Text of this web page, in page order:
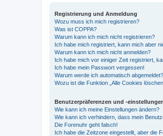
Registrierung und Anmeldung
Wozu muss ich mich registrieren?
Was ist COPPA?
Warum kann ich mich nicht registrieren?
Ich habe mich registriert, kann mich aber
Warum kann ich mich nicht anmelden?
Ich habe mich vor einiger Zeit registriert,
Ich habe mein Passwort vergessen!
Warum werde ich automatisch abgemeldet?
Wozu ist die Funktion „Alle Cookies
Benutzerpräferenzen und -
Wie kann ich meine Einstellungen ändern?
Wie kann ich verhindern, dass mein
Die Forenuhr geht falsch!
Ich habe die Zeitzone eingestellt, aber die